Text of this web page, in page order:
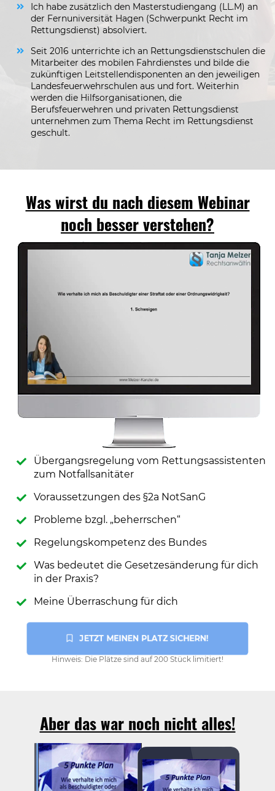
Ich habe zusätzlich den Masterstudiengang (LL.M) an
der Fernuniversität Hagen (Schwerpunkt Recht im
Rettungsdienst) absolviert.
Seit 2016 unterrichte ich an Rettungsdienstschulen die
Mitarbeiter des mobilen Fahrdienstes und bilde die
zukünftigen Leitstellendisponenten an den jeweiligen
Landesfeuerwehrschulen aus und fort. Weiterhin
werden die Hilfsorganisationen, die
Berufsfeuerwehren und privaten Rettungsdienst
unternehmen zum Thema Recht im Rettungsdienst
geschult.
Was wirst du nach diesem Webinar
noch besser verstehen?
Übergangsregelung vom Rettungsassistenten
zum Notfallsanitäter
Voraussetzungen des §2a NotSanG
Probleme bzgl. „beherrschen“
Regelungskompetenz des Bundes
Was bedeutet die Gesetzesänderung für dich
in der Praxis?
Meine Überraschung für dich
JETZT MEINEN PLATZ SICHERN!
Hinweis: Die Plätze sind auf 200 Stück limitiert!
Aber das war noch nicht alles!